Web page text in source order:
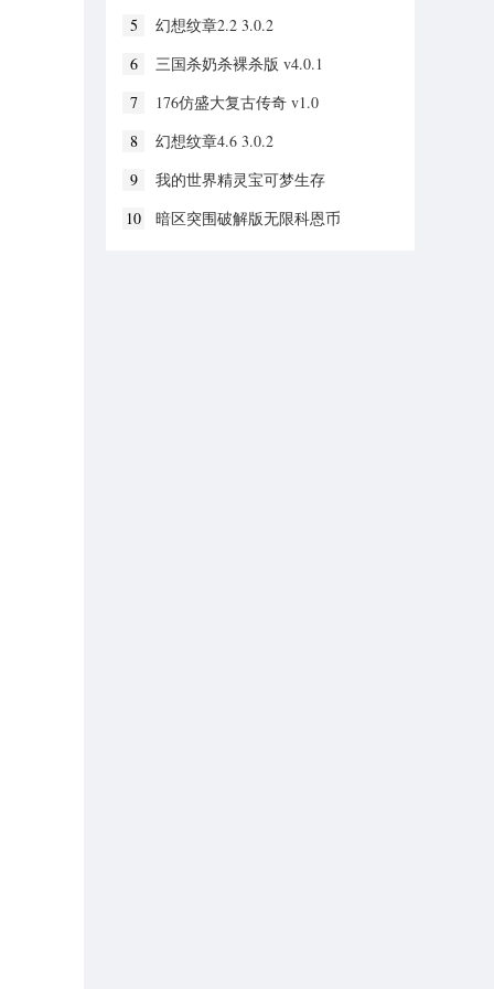
5
幻想纹章2.2 3.0.2
6
三国杀奶杀裸杀版 v4.0.1
7
176仿盛大复古传奇 v1.0
8
幻想纹章4.6 3.0.2
9
我的世界精灵宝可梦生存
10
暗区突围破解版无限科恩币